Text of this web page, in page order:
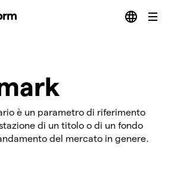
è un parametro di riferimento
di un titolo o di un fondo
del mercato in genere.